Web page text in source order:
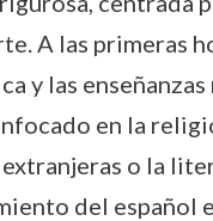
A las primeras
y las
en la
o la
del